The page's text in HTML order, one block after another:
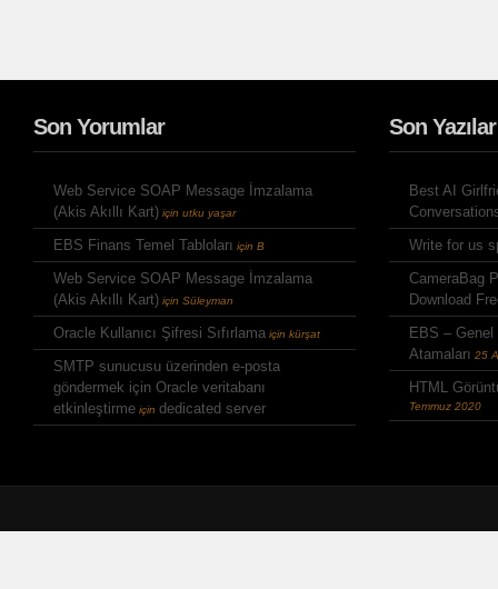
Son Yorumlar
Web Service SOAP Message İmzalama
(Akis Akıllı Kart) için utku yaşar
EBS Finans Temel Tabloları için B
Web Service SOAP Message İmzalama
(Akis Akıllı Kart) için Süleyman
Oracle Kullanıcı Şifresi Sıfırlama için kürşat
SMTP sunucusu üzerinden e-posta
göndermek için Oracle veritabanı
etkinleştirme için dedicated server
Son Yazılar
Best AI
Write for us
CameraBag
Download
EBS – Genel
Atamaları 25
HTML
Temmuz 2020